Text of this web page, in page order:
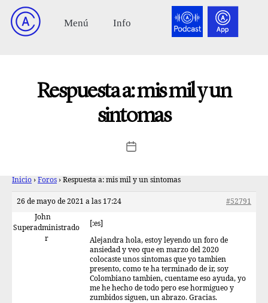
Respuesta a: mis mil y un
sintomas
Inicio › Foros › Respuesta a: mis mil y un sintomas
26 de mayo de 2021 a las 17:24
#52791
John
Superadministrado
r
[:es]
Alejandra hola, estoy leyendo un foro de
ansiedad y veo que en marzo del 2020
colocaste unos sintomas que yo tambien
presento, como te ha terminado de ir, soy
Colombiano tambien, cuentame eso ayuda, yo
me he hecho de todo pero ese hormigueo y
zumbidos siguen, un abrazo. Gracias.